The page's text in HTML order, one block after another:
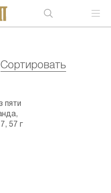
Сортировать